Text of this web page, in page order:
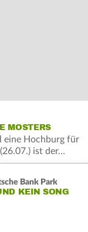
MOSTERS
eine Hochburg für
ist der…
Bank Park
KEIN SONG